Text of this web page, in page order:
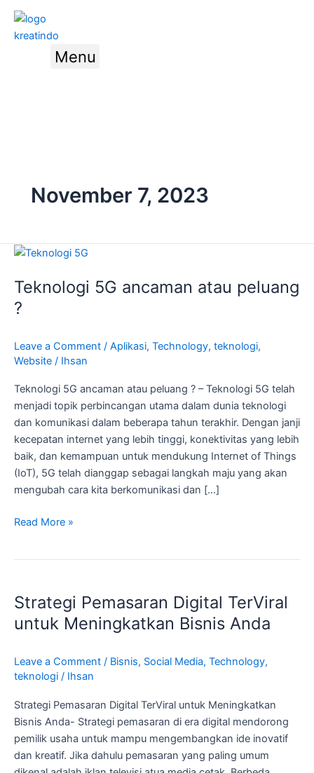
Skip
content
Menu
November 7, 2023
Teknologi 5G ancaman atau peluang
?
Leave a Comment / Aplikasi, Technology, teknologi,
Website / Ihsan
Teknologi 5G ancaman atau peluang ? – Teknologi 5G telah
menjadi topik perbincangan utama dalam dunia teknologi
dan komunikasi dalam beberapa tahun terakhir. Dengan janji
kecepatan internet yang lebih tinggi, konektivitas yang lebih
baik, dan kemampuan untuk mendukung Internet of Things
(IoT), 5G telah dianggap sebagai langkah maju yang akan
mengubah cara kita berkomunikasi dan […]
Teknologi
ancaman
atau
Read More »
Strategi Pemasaran Digital TerViral
untuk Meningkatkan Bisnis Anda
Leave a Comment / Bisnis, Social Media, Technology,
teknologi / Ihsan
Strategi Pemasaran Digital TerViral untuk Meningkatkan
Bisnis Anda- Strategi pemasaran di era digital mendorong
pemilik usaha untuk mampu mengembangkan ide inovatif
dan kreatif. Jika dahulu pemasaran yang paling umum
Digital
TerViral
Bisnis